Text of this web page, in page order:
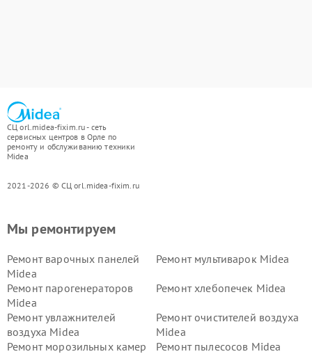
СЦ orl.midea-fixim.ru - сеть
сервисных центров в Орле по
ремонту и обслуживанию техники
Midea
2021-2026 © СЦ orl.midea-fixim.ru
Мы ремонтируем
Ремонт варочных панелей
Midea
Ремонт мультиварок Midea
Ремонт парогенераторов
Midea
Ремонт хлебопечек Midea
Ремонт увлажнителей
воздуха Midea
Ремонт очистителей воздуха
Midea
Ремонт морозильных камер
Ремонт пылесосов Midea